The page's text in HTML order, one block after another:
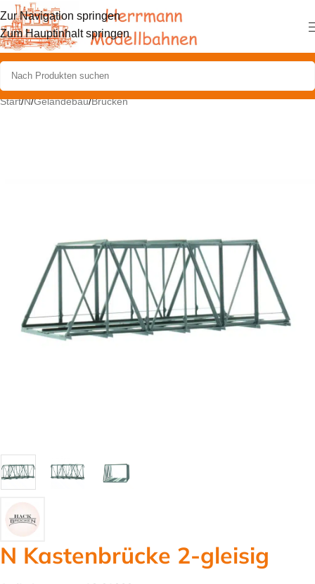
Zur Navigation springen
Zum Hauptinhalt springen
Start/N/Geländebau/Brücken
N Kastenbrücke 2-gleisig